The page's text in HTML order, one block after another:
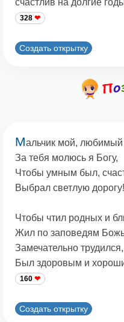
счастлив на долгие
328
Создать открытку
Мальчик мой, любимый
За тебя молюсь я Богу,
Чтобы умным был,
Выбрал светлую дорогу!
Чтобы чтил родных и
Жил по заповедям
Замечательно трудился,
Был здоровым и
160
Создать открытку